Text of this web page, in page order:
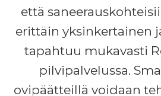
että
erittäin yksinkertainen
tapahtuu mukavasti
pilvipalvelussa.
ovipäätteillä voidaan